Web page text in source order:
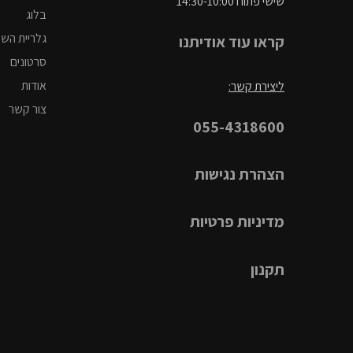
קראו עוד אודיתנו
ליצירת קשר:
055-4318600
הצהרת נגישות
מדיניות פרטיות
תקנון
בלוג
גלריית
סרטונים
אודות
צור קשר